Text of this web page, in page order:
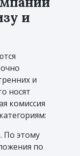
и
и
носят
комиссия
По этому
по